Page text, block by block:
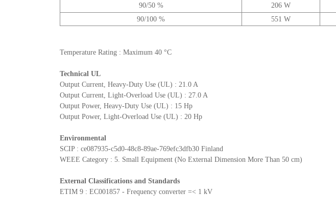
90/50 %
206 W
90/100 %
551 W
Temperature Rating : Maximum 40 °C
Technical UL
Output Current, Heavy-Duty Use (UL) : 21.0 A
Output Current, Light-Overload Use (UL) : 27.0 A
Output Power, Heavy-Duty Use (UL) : 15 Hp
Output Power, Light-Overload Use (UL) : 20 Hp
Environmental
SCIP : ce087935-c5d0-48c8-89ae-769efc3dfb30 Finland
WEEE Category : 5. Small Equipment (No External Dimension More Than 50 cm)
External Classifications and Standards
ETIM 9 : EC001857 - Frequency converter =< 1 kV